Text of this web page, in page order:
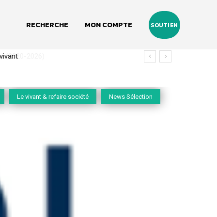
RECHERCHE MON COMPTE SOUTIEN
2026)
Le vivant & refaire société News Sélection